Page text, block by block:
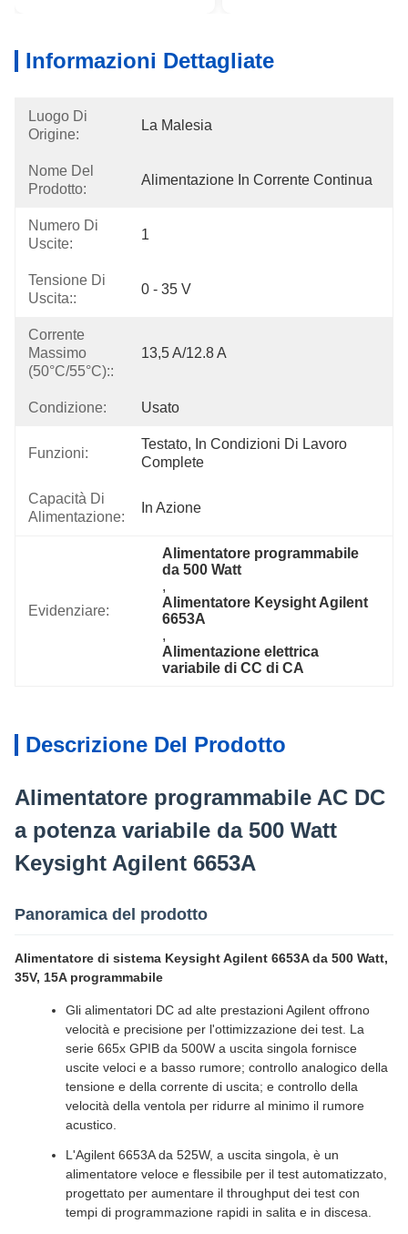
Informazioni Dettagliate
Luogo Di
Origine:
La Malesia
Nome Del
Prodotto:
Alimentazione In Corrente Continua
Numero Di
Uscite:
1
Tensione Di
Uscita::
0 - 35 V
Corrente
Massimo
(50°C/55°C)::
13,5 A/12.8 A
Condizione: Usato
Funzioni:
Testato, In Condizioni Di Lavoro
Complete
Capacità Di
Alimentazione:
In Azione
Evidenziare:
Alimentatore programmabile
da 500 Watt
,
Alimentatore Keysight Agilent
6653A
,
Alimentazione elettrica
variabile di CC di CA
Descrizione Del Prodotto
Alimentatore programmabile AC DC
a potenza variabile da 500 Watt
Keysight Agilent 6653A
Panoramica del prodotto
Alimentatore di sistema Keysight Agilent 6653A da 500 Watt,
35V, 15A programmabile
Gli alimentatori DC ad alte prestazioni Agilent offrono
velocità e precisione per l'ottimizzazione dei test. La
serie 665x GPIB da 500W a uscita singola fornisce
uscite veloci e a basso rumore; controllo analogico della
tensione e della corrente di uscita; e controllo della
velocità della ventola per ridurre al minimo il rumore
acustico.
L'Agilent 6653A da 525W, a uscita singola, è un
alimentatore veloce e flessibile per il test automatizzato,
progettato per aumentare il throughput dei test con
tempi di programmazione rapidi in salita e in discesa.